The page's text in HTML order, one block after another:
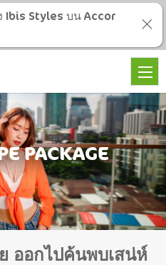
PACKAGE
ออกไปค้นพบเสน่ห์
Ibis Styles บน Accor